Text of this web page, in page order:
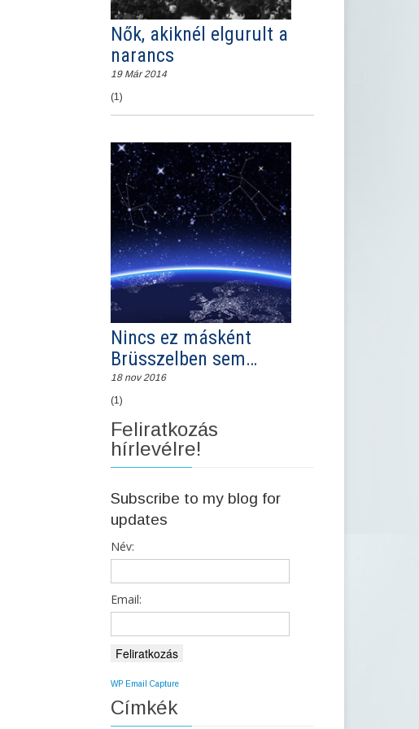
Nők, akiknél elgurult a
narancs
19 Már 2014
(1)
Nincs ez másként
Brüsszelben sem…
18 nov 2016
(1)
Feliratkozás
hírlevélre!
Subscribe to my blog for
updates
Név:
Email:
WP Email Capture
Címkék